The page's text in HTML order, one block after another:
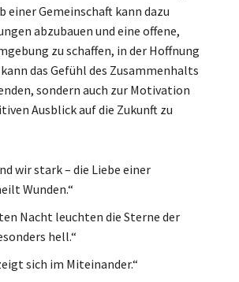
einer Gemeinschaft kann dazu
abzubauen und eine offene,
zu schaffen, in der Hoffnung
das Gefühl des Zusammenhalts
sondern auch zur Motivation
Ausblick auf die Zukunft zu
wir stark – die Liebe einer
Wunden.“
Nacht leuchten die Sterne der
hell.“
sich im Miteinander.“